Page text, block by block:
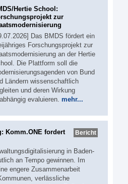
Hertie School:
zur
Das BMDS fördert ein
Forschungsprojekt zur
an der Hertie
Die Plattform soll die
von Bund
Ländern wissenschaftlich
und deren Wirkung
evaluieren. mehr...
Bericht
Komm.ONE fordert
in Baden-
an Tempo gewinnen. Im
engere Zusammenarbeit
verlässliche